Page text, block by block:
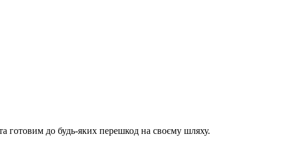
готовим до будь-яких перешкод на своєму шляху.